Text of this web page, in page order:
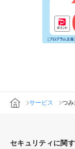
サービス つ
セキュリティに関